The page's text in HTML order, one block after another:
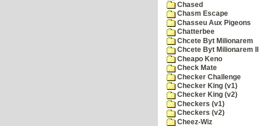
Chased
Chasm Escape
Chasseu Aux Pigeons
Chatterbee
Chcete Byt Milionarem
Chcete Byt Milionarem II
Cheapo Keno
Check Mate
Checker Challenge
Checker King (v1)
Checker King (v2)
Checkers (v1)
Checkers (v2)
Cheez-Wiz